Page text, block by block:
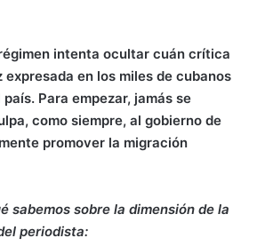
intenta ocultar cuán crítica
en los miles de cubanos
Para empezar, jamás se
como siempre, al gobierno de
promover la migración
sabemos sobre la dimensión de la
periodista: